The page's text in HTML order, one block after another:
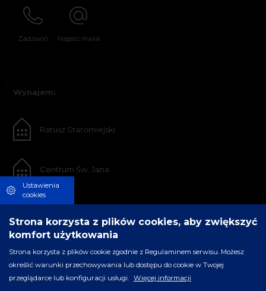
Zadzwoń Napisz maila
Wynajem:
Ratusz Staromiejski
Centrum Św. Jana
Ustawienia
cookies
Strona korzysta z plików cookies, aby zwiększyć
komfort użytkowania
Strona korzysta z plików cookie zgodnie z Regulaminem serwisu. Możesz
określić warunki przechowywania lub dostępu do cookie w Twojej
przeglądarce lub konfiguracji usługi.
Więcej informacji